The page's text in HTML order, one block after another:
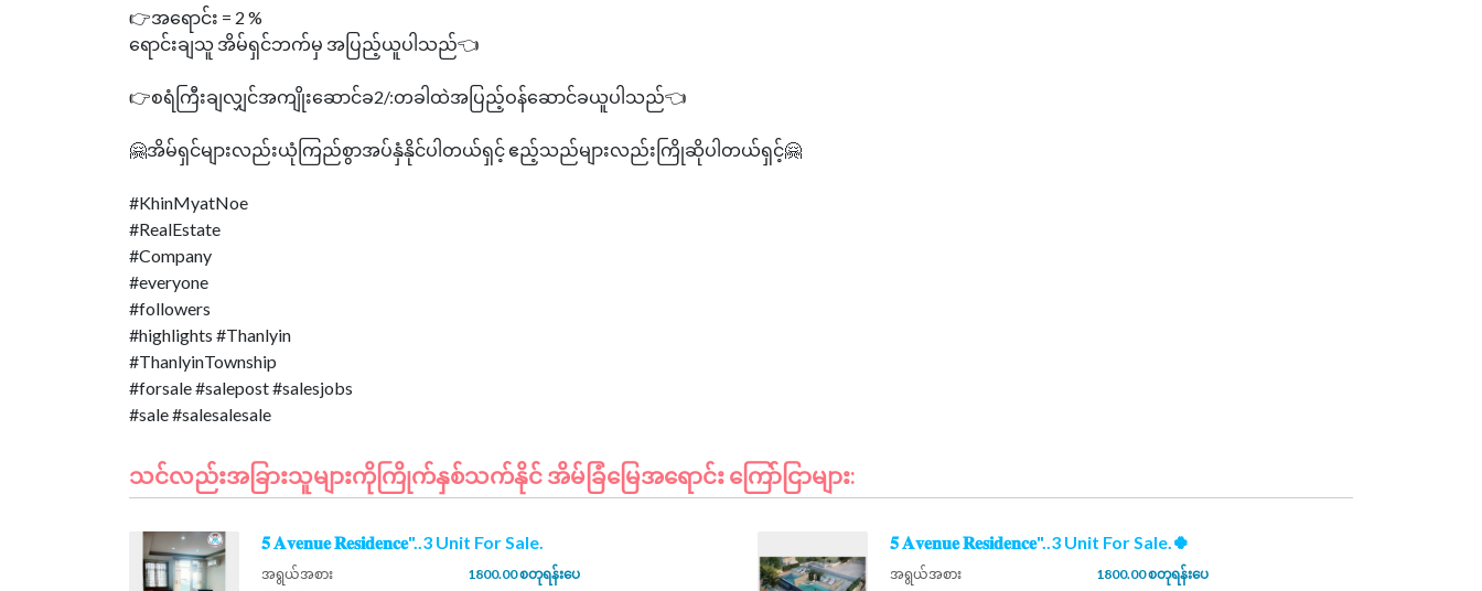
👉အရောင်း = 2 %
ရောင်းချသူ အိမ်ရှင်ဘက်မှ အပြည့်ယူပါသည်👈
👉စရံကြီးချလျှင်အကျိုးဆောင်ခ2/:တခါထဲအပြည့်ဝန်ဆောင်ခယူပါသည်👈
🤗အိမ်ရှင်များလည်းယုံကြည်စွာအပ်နှံနိုင်ပါတယ်ရှင့် ဧည့်သည်များလည်းကြိုဆိုပါတယ်ရှင့်🤗
#KhinMyatNoe
#RealEstate
#Company
#everyone
#followers
#highlights #Thanlyin
#ThanlyinTownship
#forsale #salepost #salesjobs
သင်လည်းအခြားသူများကိုကြိုက်နှစ်သက်နိုင် အိမ်ခြံမြေအရောင်း ကြော်ငြာများ:
𝟓 𝐀𝐯𝐞𝐧𝐮𝐞 𝐑𝐞𝐬𝐢𝐝𝐞𝐧𝐜𝐞"..3 Unit For Sale.
အရွယ်အစား
1800.00 စတုရန်းပေ
𝟓 𝐀𝐯𝐞𝐧𝐮𝐞 𝐑𝐞𝐬𝐢𝐝𝐞𝐧𝐜𝐞"..3 Unit For Sale.🍀
အရွယ်အစား
1800.00 စတုရန်းပေ